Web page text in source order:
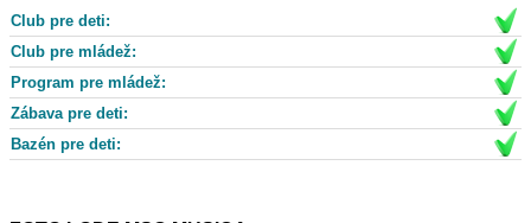
Club pre deti:
Club pre mládež:
Program pre mládež:
Zábava pre deti:
Bazén pre deti: